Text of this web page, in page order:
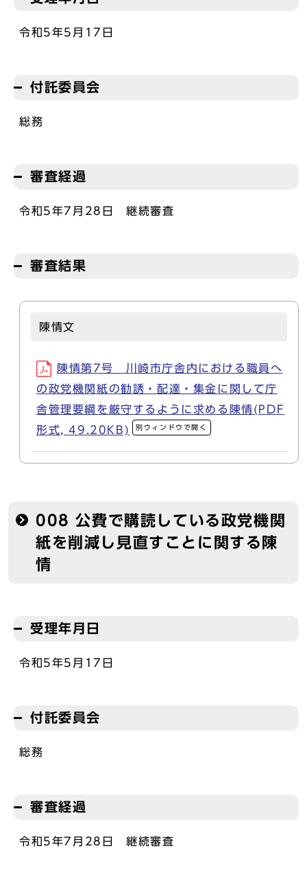
令和5年5月17日
付託委員会
総務
審査経過
令和5年7月28日 継続審査
審査結果
陳情文
陳情第7号 川崎市庁舎内における職員へ
の政党機関紙の勧誘・配達・集金に関して庁
舎管理要綱を厳守するように求める陳情(PDF
形式, 49.20KB)
別ウィンドウで開く
008 公費で購読している政党機関
紙を削減し見直すことに関する陳
情
受理年月日
令和5年5月17日
付託委員会
総務
審査経過
令和5年7月28日 継続審査